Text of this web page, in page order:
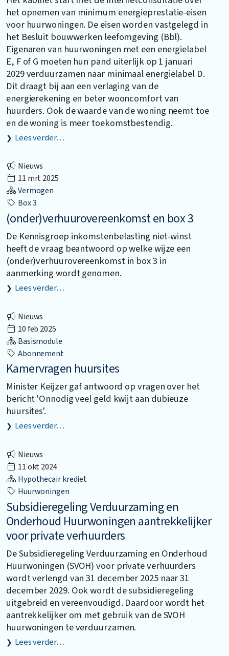
het opnemen van minimum energieprestatie-eisen
voor huurwoningen. De eisen worden vastgelegd in
het Besluit bouwwerken leefomgeving (Bbl).
Eigenaren van huurwoningen met een energielabel
E, F of G moeten hun pand uiterlijk op 1 januari
2029 verduurzamen naar minimaal energielabel D.
Dit draagt bij aan een verlaging van de
energierekening en beter wooncomfort van
huurders. Ook de waarde van de woning neemt toe
en de woning is meer toekomstbestendig.
Lees verder…
Nieuws
11 mrt 2025
Vermogen
Box 3
(onder)verhuurovereenkomst en box 3
De Kennisgroep inkomstenbelasting niet-winst
heeft de vraag beantwoord op welke wijze een
(onder)verhuurovereenkomst in box 3 in
aanmerking wordt genomen.
Lees verder…
Nieuws
10 feb 2025
Basismodule
Abonnement
Kamervragen huursites
Minister Keijzer gaf antwoord op vragen over het
bericht 'Onnodig veel geld kwijt aan dubieuze
huursites'.
Lees verder…
Nieuws
11 okt 2024
Hypothecair krediet
Huurwoningen
Subsidieregeling Verduurzaming en
Onderhoud Huurwoningen aantrekkelijker
voor private verhuurders
De Subsidieregeling Verduurzaming en Onderhoud
Huurwoningen (SVOH) voor private verhuurders
wordt verlengd van 31 december 2025 naar 31
december 2029. Ook wordt de subsidieregeling
uitgebreid en vereenvoudigd. Daardoor wordt het
aantrekkelijker om met gebruik van de SVOH
huurwoningen te verduurzamen.
Lees verder…